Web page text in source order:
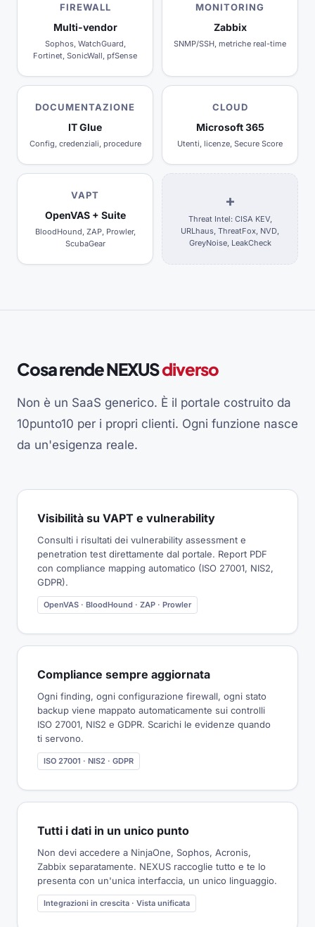
FIREWALL
Multi-vendor
Sophos, WatchGuard,
Fortinet, SonicWall, pfSense
MONITORING
Zabbix
SNMP/SSH, metriche real-time
DOCUMENTAZIONE
IT Glue
Config, credenziali, procedure
CLOUD
Microsoft 365
Utenti, licenze, Secure Score
VAPT
OpenVAS + Suite
BloodHound, ZAP, Prowler,
ScubaGear
+
Threat Intel: CISA KEV,
URLhaus, ThreatFox, NVD,
GreyNoise, LeakCheck
Cosa rende NEXUSdiverso
Non è un SaaS generico. È il portale costruito da
10punto10 per i propri clienti. Ogni funzione nasce
da un'esigenza reale.
Visibilità su VAPT e vulnerability
Consulti i risultati dei vulnerability assessment e
penetration test direttamente dal portale. Report PDF
con compliance mapping automatico (ISO 27001, NIS2,
GDPR).
OpenVAS · BloodHound · ZAP · Prowler
Compliance sempre aggiornata
Ogni finding, ogni configurazione firewall, ogni stato
backup viene mappato automaticamente sui controlli
ISO 27001, NIS2 e GDPR. Scarichi le evidenze quando
ti servono.
ISO 27001 · NIS2 · GDPR
Tutti i dati in un unico punto
Non devi accedere a NinjaOne, Sophos, Acronis,
Zabbix separatamente. NEXUS raccoglie tutto e te lo
presenta con un'unica interfaccia, un unico linguaggio.
Integrazioni in crescita · Vista unificata